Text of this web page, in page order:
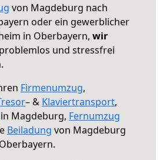
von Magdeburg nach
oder ein gewerblicher
in Oberbayern, wir
und stressfrei
Firmenumzug,
– & Klaviertransport,
in Magdeburg, Fernumzug
Beiladung von Magdeburg